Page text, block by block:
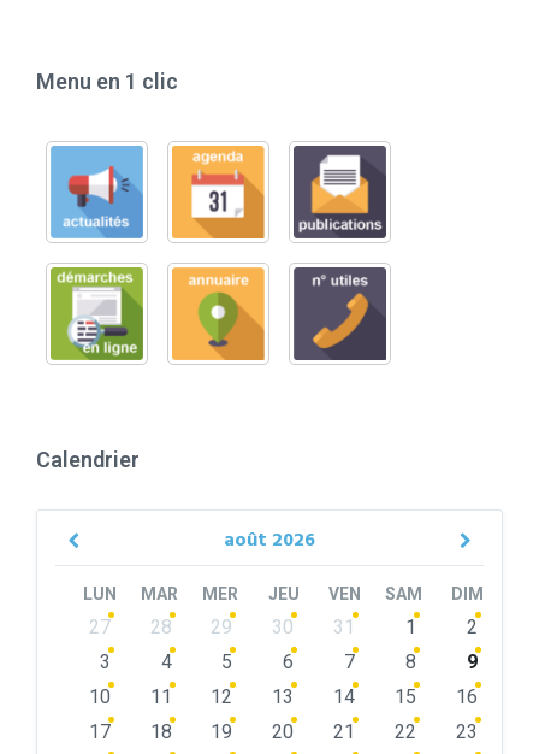
Menu en 1 clic
Calendrier
août 2026
Previous
LUN MAR MER JEU VEN SAM DIM
Skip
calendar
27 28 29 30 31 1
2
3
4 5 6 7 8
9
10
11 12 13 14 15
16
17
18 19 20 21 22
23